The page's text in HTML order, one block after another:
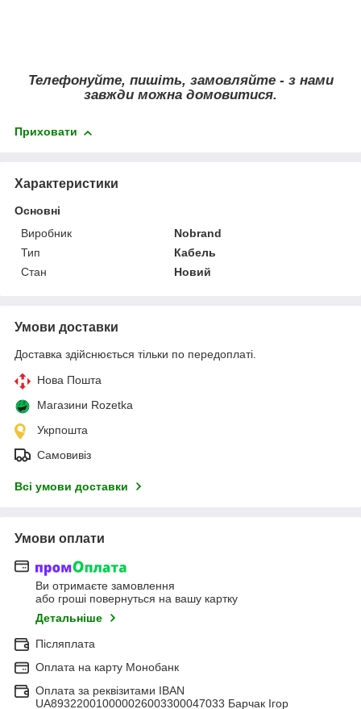
Телефонуйте, пишіть, замовляйте - з нами
завжди можна домовитися.
Приховати
Характеристики
Основні
Виробник
Nobrand
Тип
Кабель
Стан
Новий
Умови доставки
Доставка здійснюється тільки по передоплаті.
Нова Пошта
Магазини Rozetka
Укрпошта
Самовивіз
Всі умови доставки
Умови оплати
Ви отримаєте замовлення
або гроші повернуться на вашу картку
Детальніше
Післяплата
Оплата на карту Монобанк
Оплата за реквізитами IBAN
UA893220010000026003300047033 Барчак Ігор